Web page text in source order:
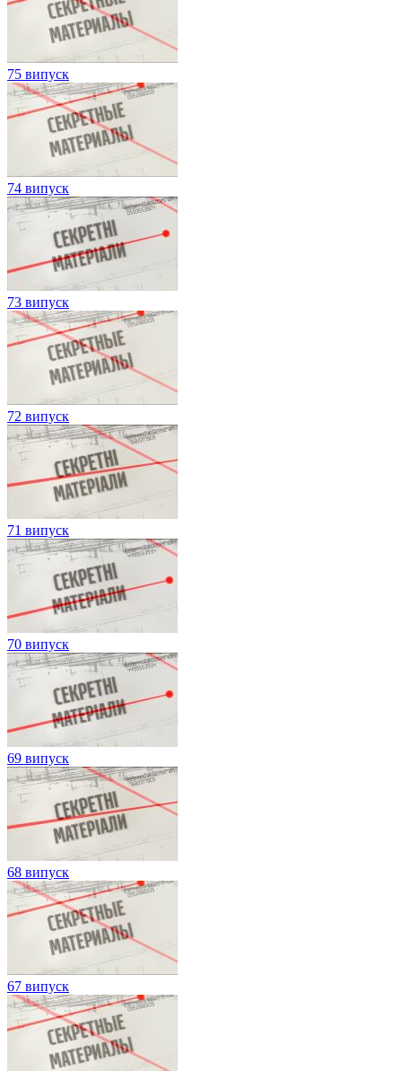
75 випуск
74 випуск
73 випуск
72 випуск
71 випуск
70 випуск
69 випуск
68 випуск
67 випуск